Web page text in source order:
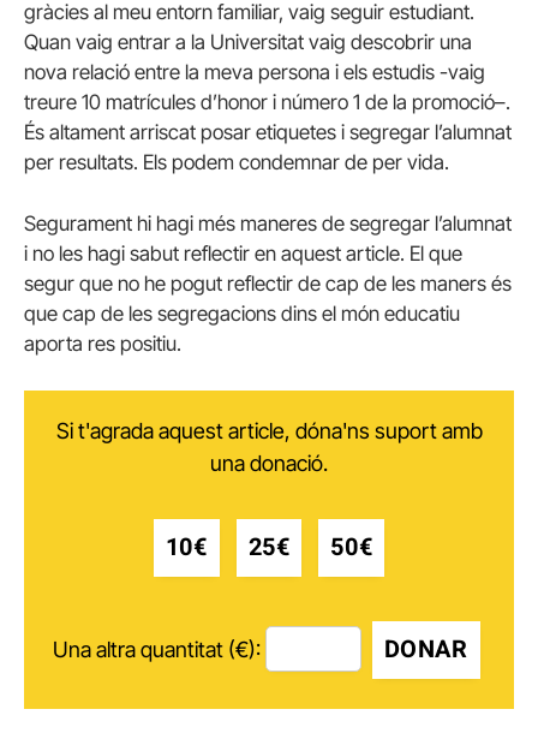
gràcies al meu entorn familiar, vaig seguir estudiant.
Quan vaig entrar a la Universitat vaig descobrir una
nova relació entre la meva persona i els estudis -vaig
treure 10 matrícules d’honor i número 1 de la promoció–.
És altament arriscat posar etiquetes i segregar l’alumnat
per resultats. Els podem condemnar de per vida.
Segurament hi hagi més maneres de segregar l’alumnat
i no les hagi sabut reflectir en aquest article. El que
segur que no he pogut reflectir de cap de les maners és
que cap de les segregacions dins el món educatiu
aporta res positiu.
Si t'agrada aquest article, dóna'ns suport amb
una donació.
10€ 25€ 50€
Una altra quantitat (€): DONAR